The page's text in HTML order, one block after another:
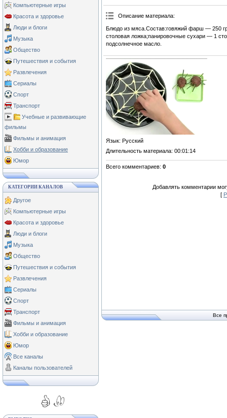
Компьютерные игры
Красота и здоровье
Люди и блоги
Музыка
Общество
Путешествия и события
Развлечения
Сериалы
Спорт
Транспорт
Учебные и развивающие
фильмы
Фильмы и анимация
Хобби и образование
Юмор
КАТЕГОРИИ КАНАЛОВ
Другое
Компьютерные игры
Красота и здоровье
Люди и блоги
Музыка
Общество
Путешествия и события
Развлечения
Сериалы
Спорт
Транспорт
Фильмы и анимация
Хобби и образование
Юмор
Все каналы
Каналы пользователей
Описание материала:
Блюдо из мяса.Состав:говяжий фарш — 250
столовая ложка;панировочные сухари — 1
подсолнечное масло.
Язык: Русский
Длительность материала: 00:01:14
Всего комментариев: 0
Добавлять комментарии
[
Все